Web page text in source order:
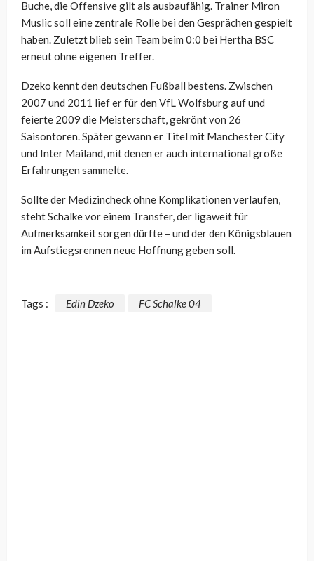
Buche, die Offensive gilt als ausbaufähig. Trainer Miron
Muslic soll eine zentrale Rolle bei den Gesprächen gespielt
haben. Zuletzt blieb sein Team beim 0:0 bei Hertha BSC
erneut ohne eigenen Treffer.
Dzeko kennt den deutschen Fußball bestens. Zwischen
2007 und 2011 lief er für den VfL Wolfsburg auf und
feierte 2009 die Meisterschaft, gekrönt von 26
Saisontoren. Später gewann er Titel mit Manchester City
und Inter Mailand, mit denen er auch international große
Erfahrungen sammelte.
Sollte der Medizincheck ohne Komplikationen verlaufen,
steht Schalke vor einem Transfer, der ligaweit für
Aufmerksamkeit sorgen dürfte – und der den Königsblauen
im Aufstiegsrennen neue Hoffnung geben soll.
Tags : Edin Dzeko FC Schalke 04